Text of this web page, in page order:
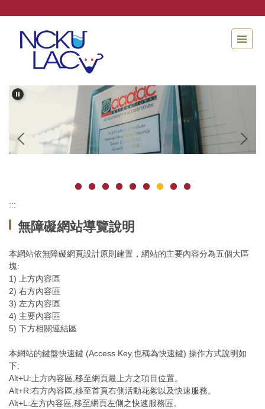
:::
無障礙網站導覽說明
本網站依無障礙網頁設計原則建置，網站的主要內容分為五個大區
塊:
1) 上方內容區
2) 右方內容區
3) 左方內容區
4) 主要內容區
5) 下方相關連結區
本網站的鍵盤快速鍵 (Access Key,也稱為快速鍵) 操作方式說明如
下:
Alt+U:上方內容區,移至網頁最上方之項目位置。
Alt+R:右方內容區,移至首頁右側活動花絮以及快速服務。
Alt+L:左方內容區,移至網頁左側之快速服務區。